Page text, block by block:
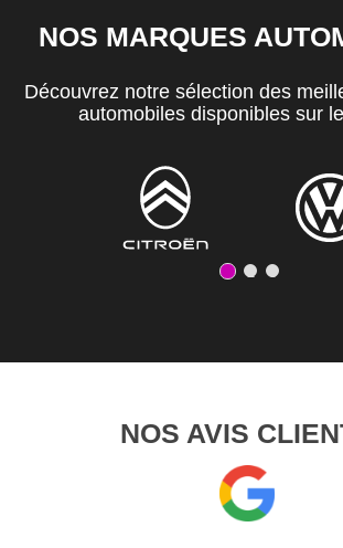
NOS MARQUES
Découvrez notre sélection des
automobiles disponibles sur
2 3
NOS AVIS